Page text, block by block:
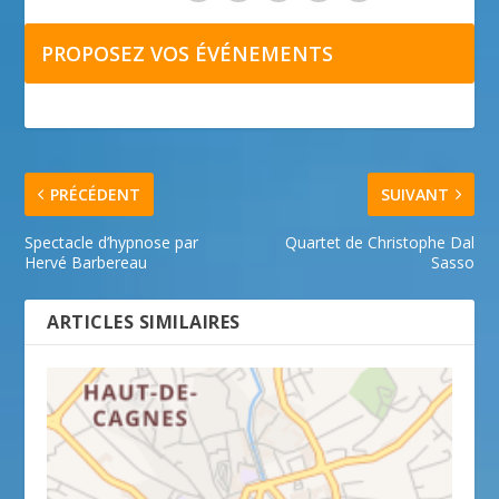
PROPOSEZ VOS ÉVÉNEMENTS
PRÉCÉDENT
Spectacle d’hypnose par
Hervé Barbereau
SUIVANT
Quartet de Christophe Dal
Sasso
ARTICLES SIMILAIRES